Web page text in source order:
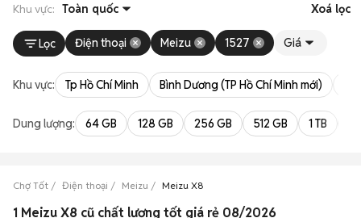
Khu vực: Toàn quốc Xoá lọc
Lọc Điện thoại Meizu 1527 Giá
Khu vực: Tp Hồ Chí Minh Bình Dương (TP Hồ Chí Minh mới)
Dung lượng: 64 GB 128 GB 256 GB 512 GB 1 TB
Chợ Tốt Điện thoại Meizu Meizu X8
1 Meizu X8 cũ chất lượng tốt giá rẻ 08/2026